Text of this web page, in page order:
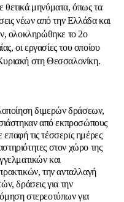
μηνύματα, όπως τα
νέων από την Ελλάδα και
ολοκληρώθηκε το 2ο
οι εργασίες του οποίου
στη Θεσσαλονίκη.
διμερών δράσεων,
από εκπροσώπους
τις τέσσερις ημέρες
στον χώρο της
και
την ανταλλαγή
δράσεις για την
στερεοτύπων για